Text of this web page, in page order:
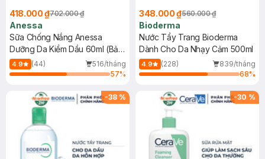
418.000 ₫702.000 ₫
Anessa
Sữa Chống Nắng Anessa
Dưỡng Da Kiềm Dầu 60ml (Bản
Mới)
4.9 (44)
516/tháng
57%
348.000 ₫560.000 ₫
Bioderma
Nước Tẩy Trang Bioderma
Dành Cho Da Nhạy Cảm 500ml
4.9 (228)
839/tháng
68%
-38 % -30 %